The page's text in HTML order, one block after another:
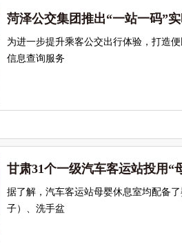
菏泽公交集团推出“一站一码”
为进一步提升乘客公交出行体验，打造
信息查询服务
甘肃31个一级汽车客运站投用“
据了解，汽车客运站母婴休息室均配备
子）、洗手盆